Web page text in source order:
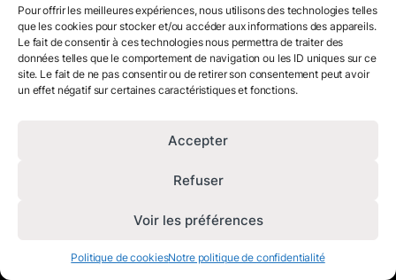
Pour offrir les meilleures expériences, nous utilisons des technologies telles
que les cookies pour stocker et/ou accéder aux informations des appareils.
Le fait de consentir à ces technologies nous permettra de traiter des
données telles que le comportement de navigation ou les ID uniques sur ce
site. Le fait de ne pas consentir ou de retirer son consentement peut avoir
un effet négatif sur certaines caractéristiques et fonctions.
Accepter
Refuser
Voir les préférences
Politique de cookiesNotre politique de confidentialité